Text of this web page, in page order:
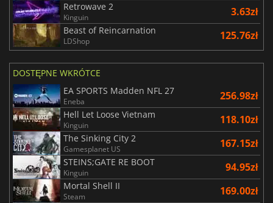
Retrowave 2
Kinguin 3.63zł
Beast of Reincarnation
LDShop 125.76zł
DOSTĘPNE WKRÓTCE
EA SPORTS Madden NFL 27
Eneba 256.98zł
Hell Let Loose Vietnam
Kinguin 118.10zł
The Sinking City 2
Gamesplanet US 167.15zł
STEINS;GATE RE BOOT
Kinguin 94.95zł
Mortal Shell II
Steam 169.00zł